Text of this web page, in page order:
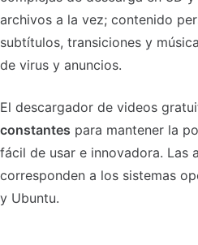
archivos a la vez; contenido
subtítulos, transiciones y
de virus y anuncios.
El descargador de videos
constantes para mantener la
fácil de usar e innovadora. Las
corresponden a los sistemas
y Ubuntu.